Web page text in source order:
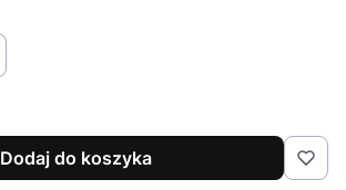
Dodaj do koszyka